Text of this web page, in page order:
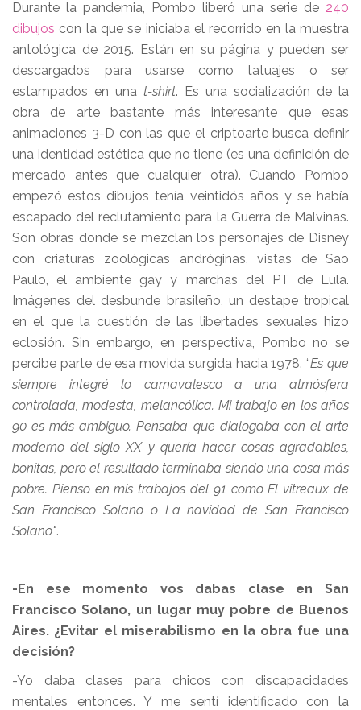
Durante la pandemia, Pombo liberó una serie de 240
dibujos con la que se iniciaba el recorrido en la muestra
antológica de 2015. Están en su página y pueden ser
descargados para usarse como tatuajes o ser
estampados en una t-shirt. Es una socialización de la
obra de arte bastante más interesante que esas
animaciones 3-D con las que el criptoarte busca definir
una identidad estética que no tiene (es una definición de
mercado antes que cualquier otra). Cuando Pombo
empezó estos dibujos tenía veintidós años y se había
escapado del reclutamiento para la Guerra de Malvinas.
Son obras donde se mezclan los personajes de Disney
con criaturas zoológicas andróginas, vistas de Sao
Paulo, el ambiente gay y marchas del PT de Lula.
Imágenes del desbunde brasileño, un destape tropical
en el que la cuestión de las libertades sexuales hizo
eclosión. Sin embargo, en perspectiva, Pombo no se
percibe parte de esa movida surgida hacia 1978. “Es que
siempre integré lo carnavalesco a una atmósfera
controlada, modesta, melancólica. Mi trabajo en los años
90 es más ambiguo. Pensaba que dialogaba con el arte
moderno del siglo XX y quería hacer cosas agradables,
bonitas, pero el resultado terminaba siendo una cosa más
pobre. Pienso en mis trabajos del 91 como El vitreaux de
San Francisco Solano o La navidad de San Francisco
Solano".
-En ese momento vos dabas clase en San
Francisco Solano, un lugar muy pobre de Buenos
Aires. ¿Evitar el miserabilismo en la obra fue una
decisión?
-Yo daba clases para chicos con discapacidades
mentales entonces. Y me sentí identificado con la